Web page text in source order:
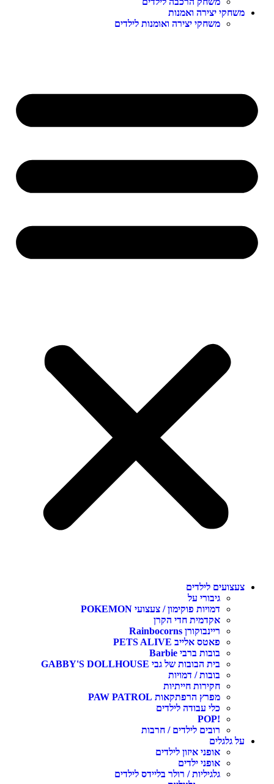
יצירה ואמנות
משחקי יצירה ואומנות לילדים
לילדים
גיבורי על
דמויות פוקימון / צעצועי POKEMON
אקדמית חדי הקרן
ריינבוקורן Rainbocorns
פאטס אלייב PETS ALIVE
בובות ברבי Barbie
בית הבובות של גבי GABBY'S DOLLHOUSE
בובות / דמויות
חקירות חייתיות
מפרץ הרפתקאות PAW PATROL
כלי עבודה לילדים
רובים לילדים / חרבות
גלגלים
אופני איזון לילדים
אופני ילדים
גלגיליות / רולר בליידס לילדים